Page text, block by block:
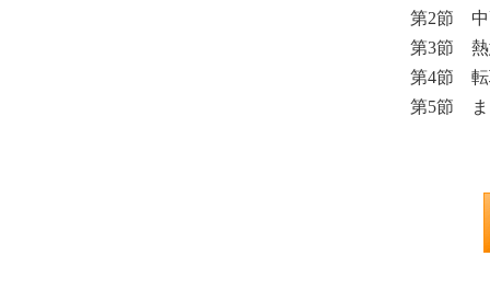
第2節 中
第3節 熱
第4節 転
第5節 ま